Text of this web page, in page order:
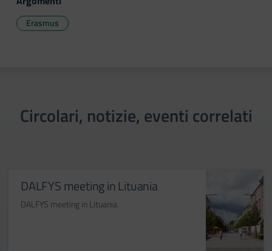
Erasmus
Circolari, notizie, eventi correlati
DALFYS meeting in Lituania
DALFYS meeting in Lituania